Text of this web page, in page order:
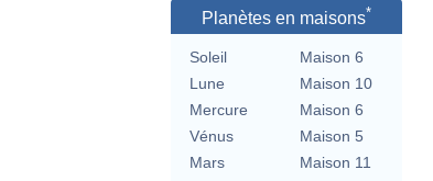
Planètes en maisons*
Soleil
Maison 6
Lune
Maison 10
Mercure
Maison 6
Vénus
Maison 5
Mars
Maison 11